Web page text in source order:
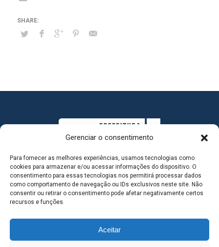
Gerenciar o consentimento
Para fornecer as melhores experiências, usamos tecnologias como
cookies para armazenar e/ou acessar informações do dispositivo. O
consentimento para essas tecnologias nos permitirá processar dados
como comportamento de navegação ou IDs exclusivos neste site. Não
consentir ou retirar o consentimento pode afetar negativamente certos
recursos e funções.
Aceitar
MAPA DO SITE